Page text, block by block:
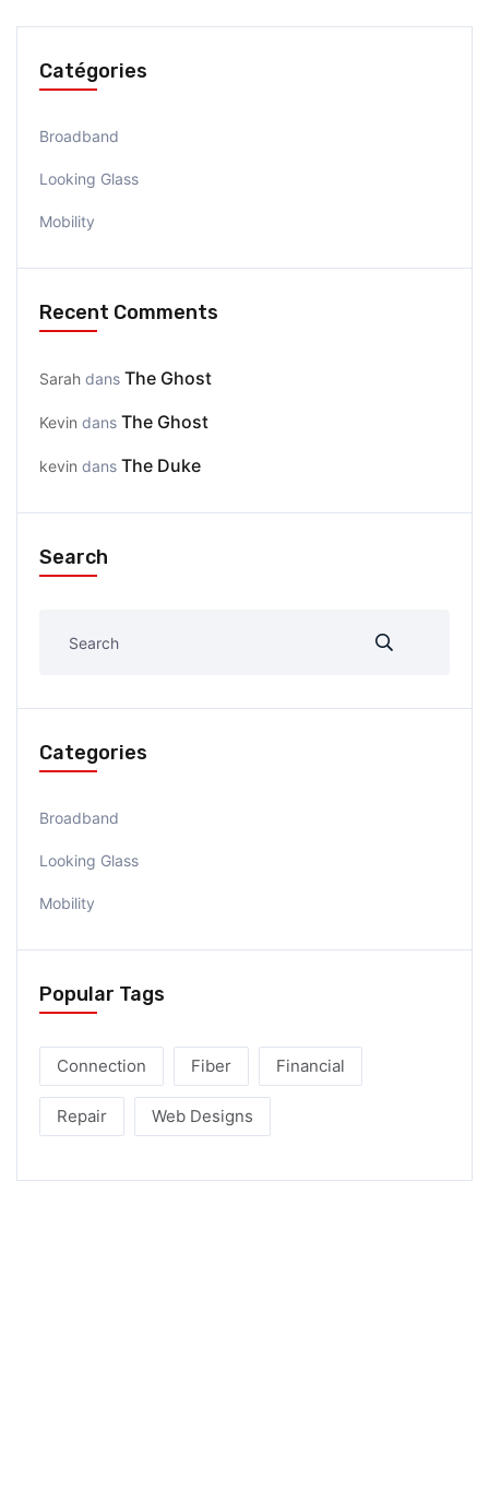
Catégories
Broadband
Looking Glass
Mobility
Recent Comments
Sarah dans The Ghost
Kevin dans The Ghost
kevin dans The Duke
Search
Categories
Broadband
Looking Glass
Mobility
Popular Tags
Connection Fiber Financial
Repair Web Designs